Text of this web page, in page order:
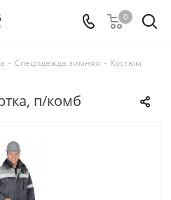
0
- Спецодежда зимняя - Костюм
п/комб